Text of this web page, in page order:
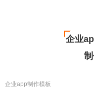
企业
企业app制作模板